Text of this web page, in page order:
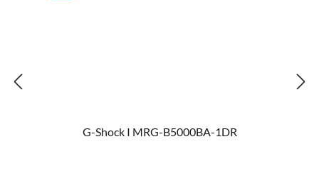
G-Shock I MRG-B5000BA-1DR